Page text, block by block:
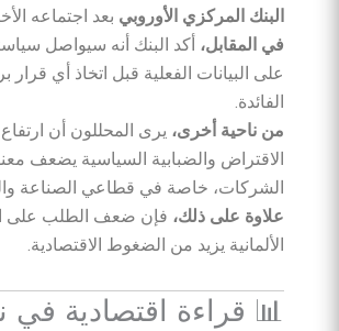
البنك المركزي الأوروبي بعد اجتماعه
في المقابل، أكد البنك أنه سيواصل
على البيانات الفعلية قبل اتخاذ أي
الفائدة.
من ناحية أخرى، يرى المحللون أن
الاقتراض والضبابية السياسية يضعف
الشركات، خاصة في قطاعي الصناعة
علاوة على ذلك، فإن ضعف الطلب على
الألمانية يزيد من الضغوط الاقتصادية.
📊 قراءة اقتصادية في